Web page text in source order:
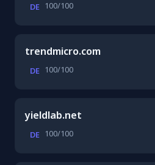
DE 100/100
trendmicro.com
DE 100/100
yieldlab.net
DE 100/100